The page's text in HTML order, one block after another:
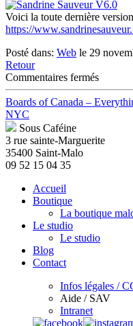
Voici la toute dernière
https://
Posté dans: Web le 29
Retour
Commentaires ferméssur
Sauveur
Boards of Canada –
NYC
Sous Caféine
3 rue sainte-Marguerite
35400 Saint-Malo
09 52 15 04 35
Accueil
Boutique
La boutique
Le studio
Le studio
Blog
Contact
Infos légales /
Aide / SAV
Intranet